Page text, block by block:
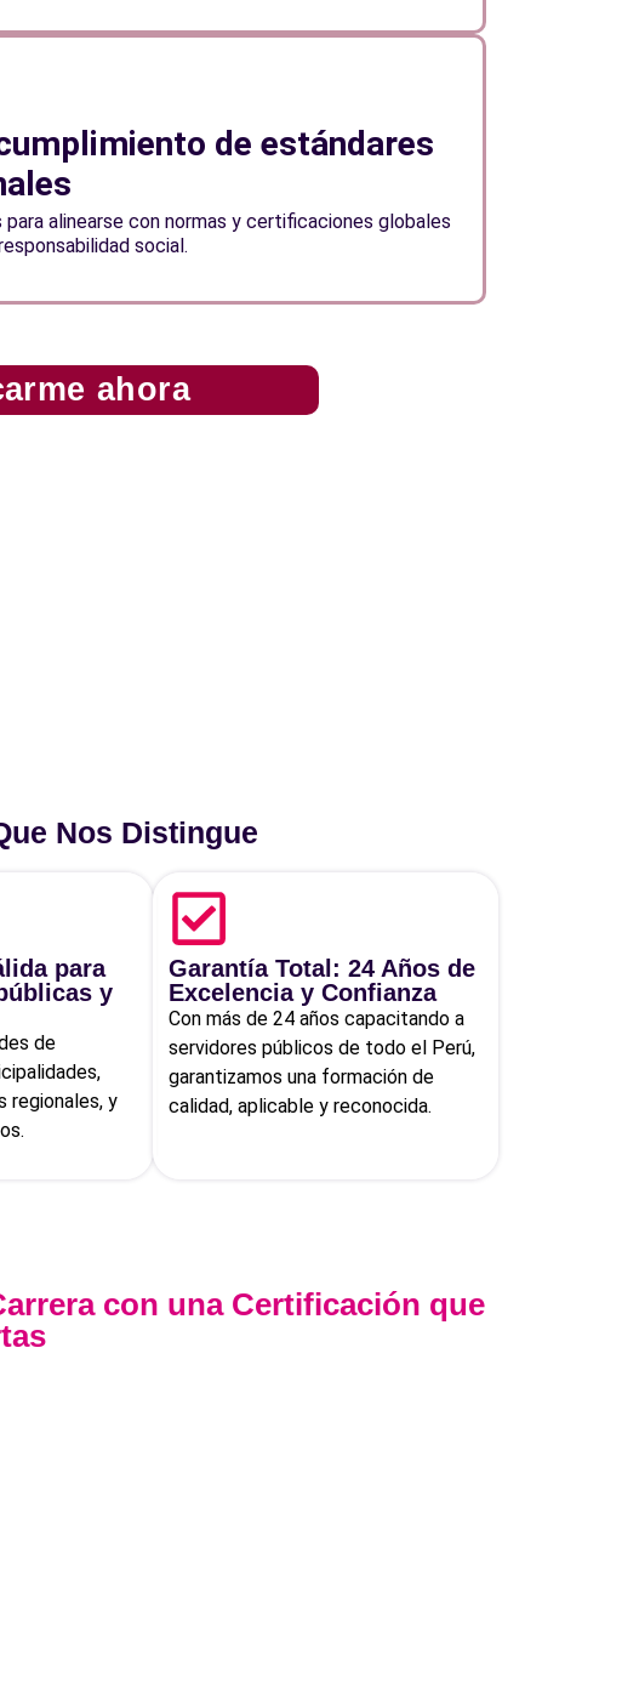
de estándares
para alinearse con normas y certificaciones globales
social.
ahora
Nos Distingue
para
y
de
regionales, y
Garantía Total: 24 Años de
Excelencia y Confianza
Con más de 24 años capacitando a
servidores públicos de todo el Perú,
garantizamos una formación de
calidad, aplicable y reconocida.
con una Certificación que